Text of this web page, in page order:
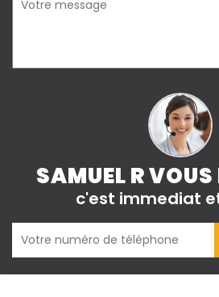
SAMUEL R VOUS
c'est immediat